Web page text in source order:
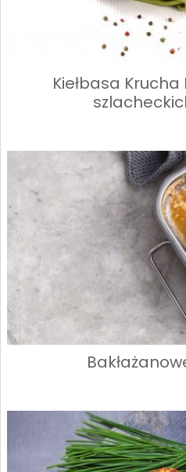
Kiełbasa